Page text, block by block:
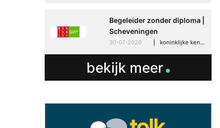
Begeleider zonder diploma |
Scheveningen
30-07-2026 koninklijke kentalis, scheveningen
bekijk meer